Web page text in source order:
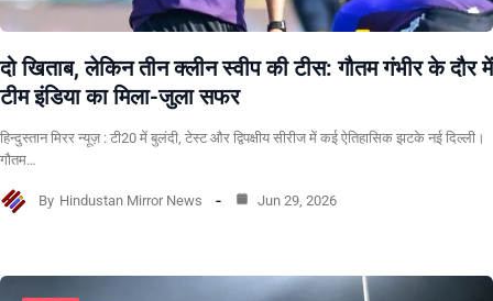
दो खिताब, लेकिन तीन क्लीन स्वीप की टीस: गौतम गंभीर के दौर में
टीम इंडिया का मिला-जुला सफर
हिन्दुस्तान मिरर न्यूज़ : टी20 में बुलंदी, टेस्ट और द्विपक्षीय सीरीज में कई ऐतिहासिक झटके नई दिल्ली।
गौतम…
By Hindustan Mirror News Jun 29, 2026